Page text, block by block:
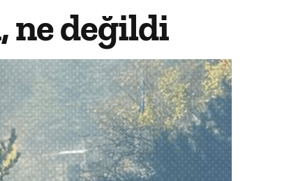
ne değildi